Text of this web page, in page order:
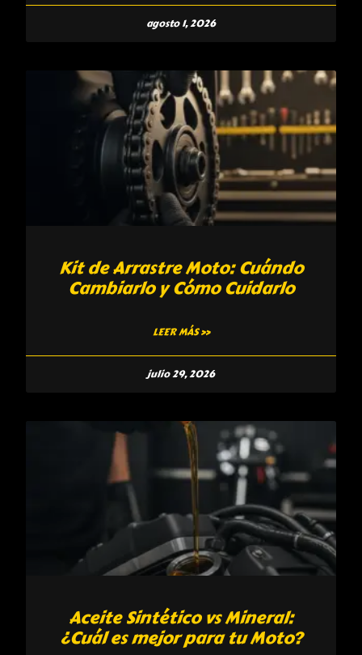
agosto 1, 2026
Kit de Arrastre Moto: Cuándo
Cambiarlo y Cómo Cuidarlo
LEER MÁS »
julio 29, 2026
Aceite Sintético vs Mineral:
¿Cuál es mejor para tu Moto?